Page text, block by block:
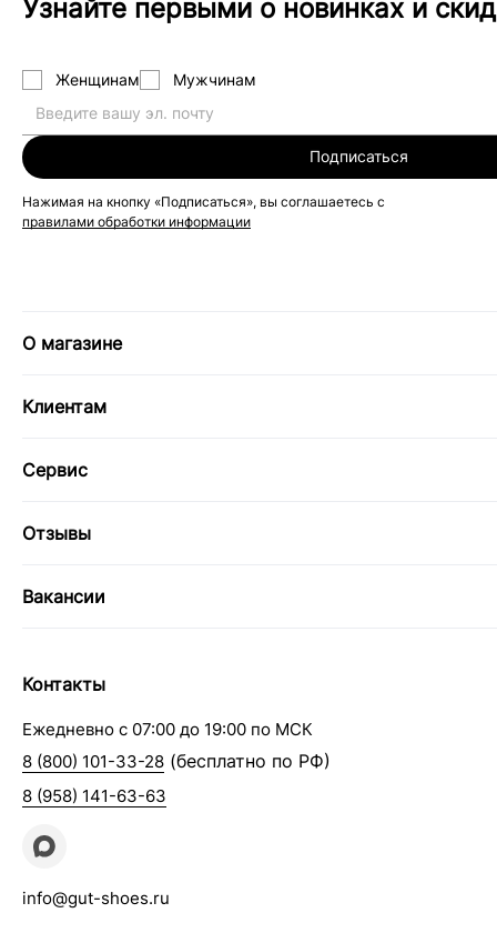
Узнайте первыми о новинках и
Женщинам Мужчинам
Подписаться
Нажимая на кнопку «Подписаться», вы соглашаетесь с
правилами обработки информации
О магазине
Клиентам
Сервис
Отзывы
Вакансии
Контакты
Ежедневно с 07:00 до 19:00 по МСК
8 (800) 101-33-28 (бесплатно по РФ)
8 (958) 141-63-63
info@gut-shoes.ru